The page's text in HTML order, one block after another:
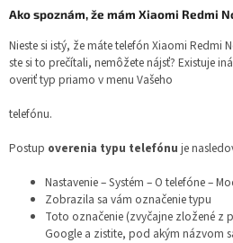
Ako spoznám, že mám Xiaomi Redmi
Nieste si istý, že máte telefón Xiaomi Redmi
ste si to prečítali, nemôžete nájsť? Existuje
overiť typ priamo v menu Vašeho
telefónu.
Postup overenia typu telefónu je
Nastavenie – Systém – O telefóne –
Zobrazila sa vám označenie typu
Toto označenie (zvyčajne zložené z
Google a zistite, pod akým názvom